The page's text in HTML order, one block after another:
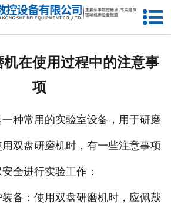
网站首页
公司风采
人才招聘
在使用过程中的注意事
项
常用的实验室设备，用于研磨
双盘研磨机时，有一些注意事项
全进行实验工作：
：使用双盘研磨机时，应佩戴